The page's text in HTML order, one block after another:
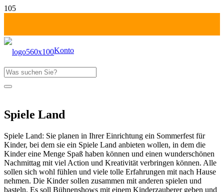
Konto
Spiele Land
Spiele Land: Sie planen in Ihrer Einrichtung ein Sommerfest für
Kinder, bei dem sie ein Spiele Land anbieten wollen, in dem die
Kinder eine Menge Spaß haben können und einen wunderschönen
Nachmittag mit viel Action und Kreativität verbringen können. Alle
sollen sich wohl fühlen und viele tolle Erfahrungen mit nach Hause
nehmen. Die Kinder sollen zusammen mit anderen spielen und
basteln. Es soll Bühnenshows mit einem Kinderzauberer geben und